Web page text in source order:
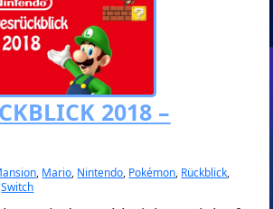
2018 –
, Mario, Nintendo, Pokémon, Rückblick,
Switch